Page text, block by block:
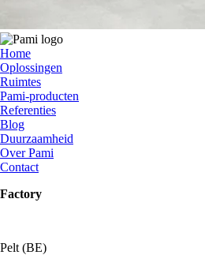
Home
Oplossingen
Ruimtes
Pami-producten
Referenties
Blog
Duurzaamheid
Over Pami
Contact
Factory
Pelt (BE)